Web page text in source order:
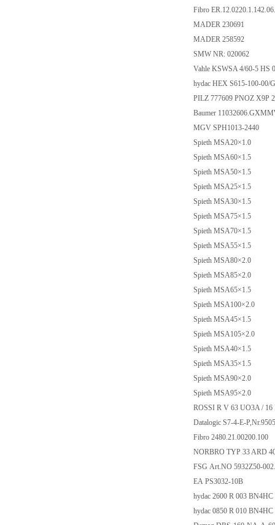
Fibro
MADER 230691
MADER 258592
SMW NR: 020062
Vahle KSWSA 4/60-5 HS
hydac HEX S615-100-00/
PILZ 777609 PNOZ X9P
Baumer
MGV SPH1013-2440
Spieth MSA20×1.0
Spieth MSA60×1.5
Spieth MSA50×1.5
Spieth MSA25×1.5
Spieth MSA30×1.5
Spieth MSA75×1.5
Spieth MSA70×1.5
Spieth MSA55×1.5
Spieth MSA80×2.0
Spieth MSA85×2.0
Spieth MSA65×1.5
Spieth MSA100×2.0
Spieth MSA45×1.5
Spieth MSA105×2.0
Spieth MSA40×1.5
Spieth MSA35×1.5
Spieth MSA90×2.0
Spieth MSA95×2.0
ROSSI R V 63 UO3A / 16
Datalogic S7-4-E-
Fibro 2480.21.00200.100
NORBRO TYP 33 ARD
FSG Art.NO 5932Z50-
EA PS3032-10B
hydac 2600 R 003 BN4HC
hydac 0850 R 010